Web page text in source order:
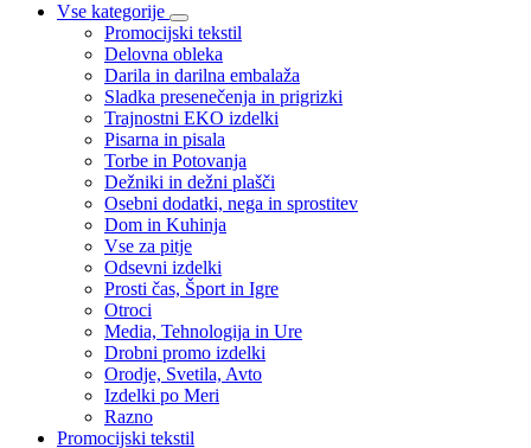
Vse kategorije
Promocijski tekstil
Delovna obleka
Darila in darilna embalaža
Sladka presenečenja in prigrizki
Trajnostni EKO izdelki
Pisarna in pisala
Torbe in Potovanja
Dežniki in dežni plašči
Osebni dodatki, nega in sprostitev
Dom in Kuhinja
Vse za pitje
Odsevni izdelki
Prosti čas, Šport in Igre
Otroci
Media, Tehnologija in Ure
Drobni promo izdelki
Orodje, Svetila, Avto
Izdelki po Meri
Razno
Promocijski tekstil